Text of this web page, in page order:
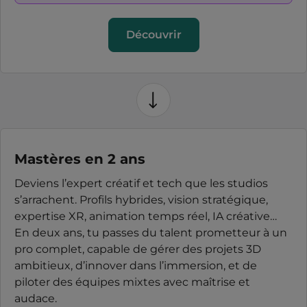
Découvrir
Mastères en 2 ans
Deviens l’expert créatif et tech que les studios
s’arrachent. Profils hybrides, vision stratégique,
expertise XR, animation temps réel, IA créative…
En deux ans, tu passes du talent prometteur à un
pro complet, capable de gérer des projets 3D
ambitieux, d’innover dans l’immersion, et de
piloter des équipes mixtes avec maîtrise et
audace.